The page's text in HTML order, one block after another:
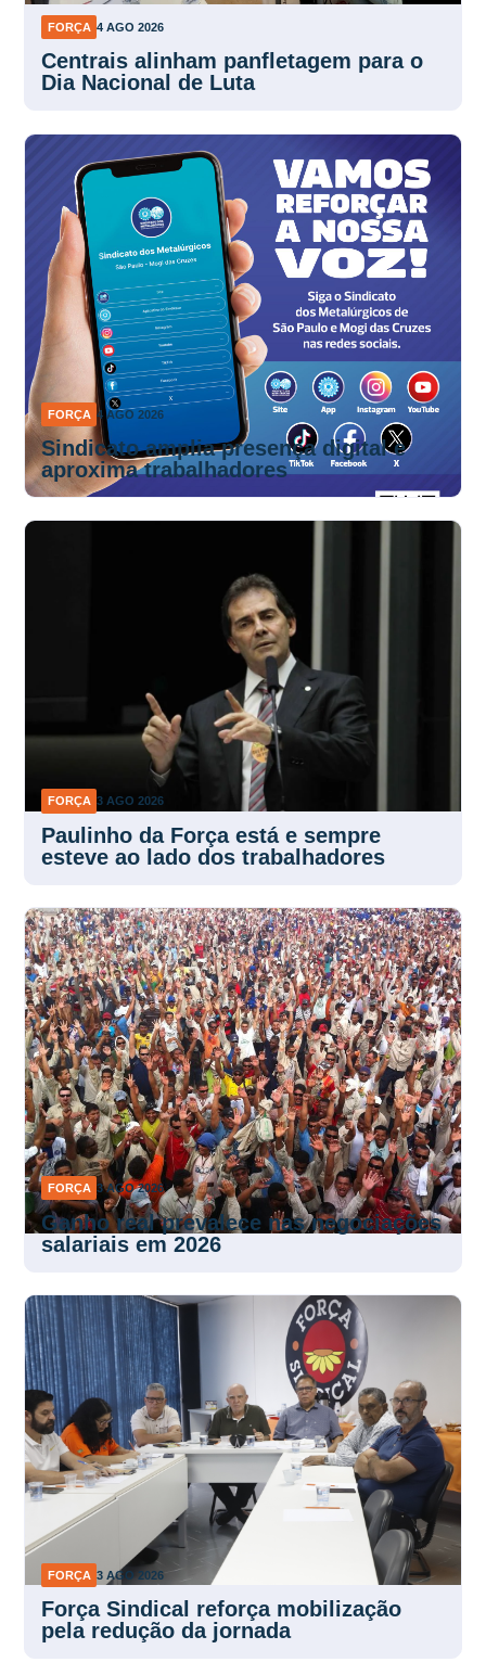
FORÇA 4 AGO 2026
Centrais alinham panfletagem para o
Dia Nacional de Luta
FORÇA 4 AGO 2026
Sindicato amplia presença digital e
aproxima trabalhadores
FORÇA 3 AGO 2026
Paulinho da Força está e sempre
esteve ao lado dos trabalhadores
FORÇA 3 AGO 2026
Ganho real prevalece nas negociações
salariais em 2026
FORÇA 3 AGO 2026
Força Sindical reforça mobilização
pela redução da jornada